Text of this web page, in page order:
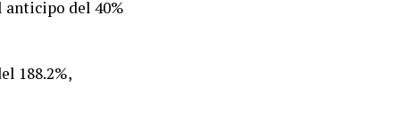
anticipo del 40%
188.2%,